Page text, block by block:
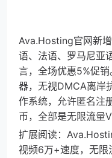
Ava.Hosting官网新
语、法语、罗马尼亚
言，全场优惠5%促
器，无视DMCA离岸
作系统，允许匿名注
币，全部是无限流量
扩展阅读：
视频6万+速度，无限